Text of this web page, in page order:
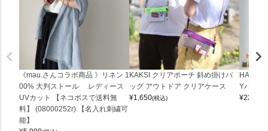
《mau.さんコラボ商品 》リネン 1
00% 大判ストール レディース
UVカット 【ネコポスで送料無
料】 (08000252r) 【名入れ刺繍可
能】
KAKSI クリアポーチ 斜め掛けバ
ッグ アウトドア クリアケース
¥1,650(税込)
Yバッグ
¥22,000